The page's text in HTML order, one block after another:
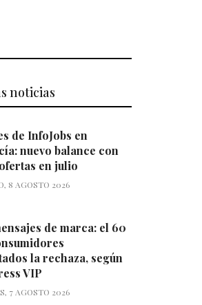
noticias
de InfoJobs en
nuevo balance con
en julio
8 AGOSTO 2026
de marca: el 60
la rechaza, según
VIP
7 AGOSTO 2026